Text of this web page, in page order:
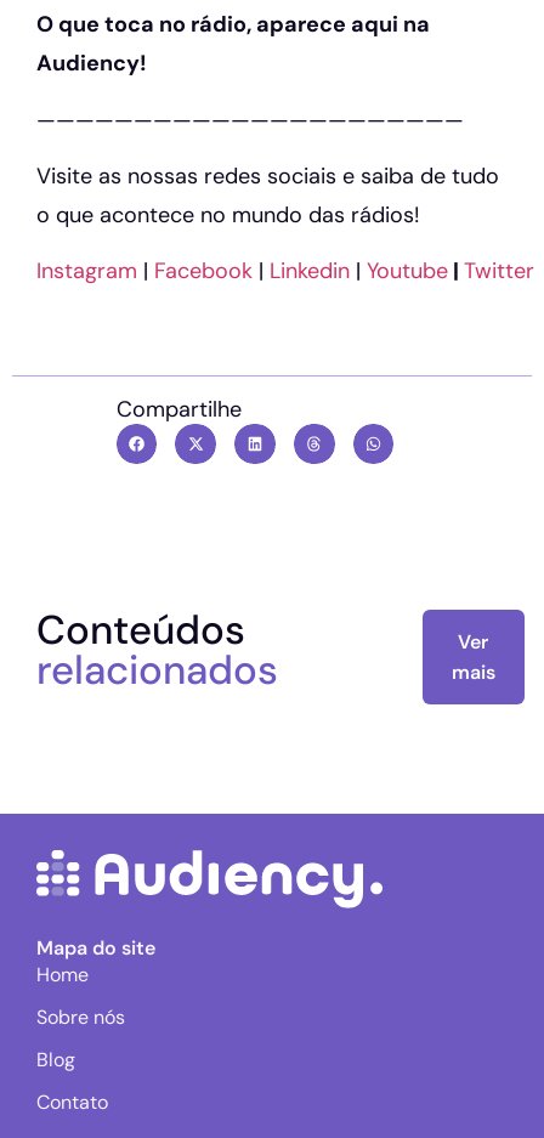
O que toca no rádio, aparece aqui na
Audiency!
——————————————————————
Visite as nossas redes sociais e saiba de tudo
o que acontece no mundo das rádios!
Instagram | Facebook | Linkedin | Youtube | Twitter
Compartilhe
Conteúdos
relacionados
Ver
mais
Mapa do site
Home
Sobre nós
Blog
Contato